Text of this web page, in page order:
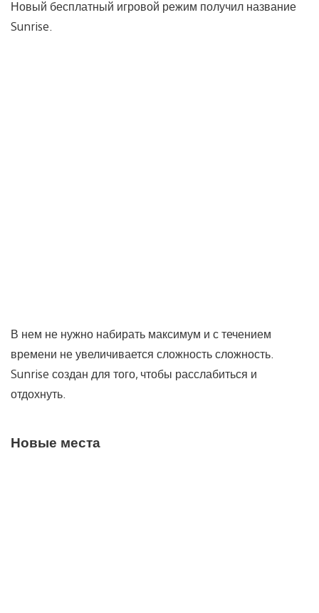
Новый бесплатный игровой режим получил название
Sunrise.
В нем не нужно набирать максимум и с течением
времени не увеличивается сложность сложность.
Sunrise создан для того, чтобы расслабиться и
отдохнуть.
Новые места